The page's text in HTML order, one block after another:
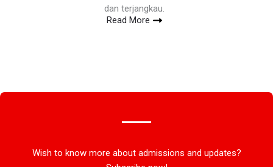
dan terjangkau.
Read More
Wish to know more about admissions and updates?